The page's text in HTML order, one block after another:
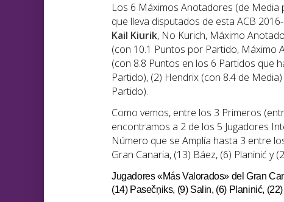
Los 6 Máximos Anotadores (de Media
que lleva disputados de esta ACB
Kail Kiurik, No Kurich, Máximo
(con 10.1 Puntos por Partido, Máximo
(con 8.8 Puntos en los 6 Partidos que
Partido), (2) Hendrix (con 8.4 de Media)
Partido).
Como vemos, entre los 3 Primeros
encontramos a 2 de los 5 Jugadores
Número que se Amplía hasta 3 entre
Gran Canaria, (13) Báez, (6) Planinić y
Jugadores «Más Valorados» del Gran
(14) Pasečņiks, (9) Salin, (6) Planinić,